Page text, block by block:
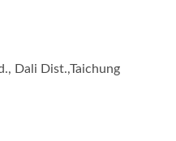
Dali Dist.,Taichung